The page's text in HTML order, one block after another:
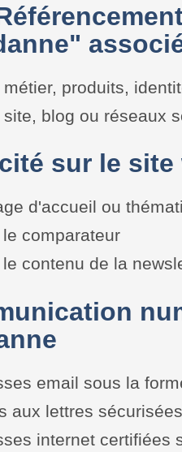
produits,
site, blog ou réseaux
sur le
d'accueil ou
comparateur
contenu de la
email sous la
aux lettres
internet certifiées